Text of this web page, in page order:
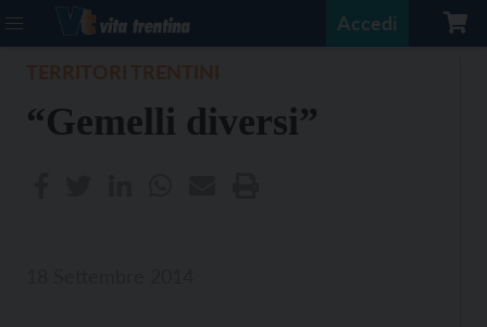
Accedi
“Gemelli diversi”